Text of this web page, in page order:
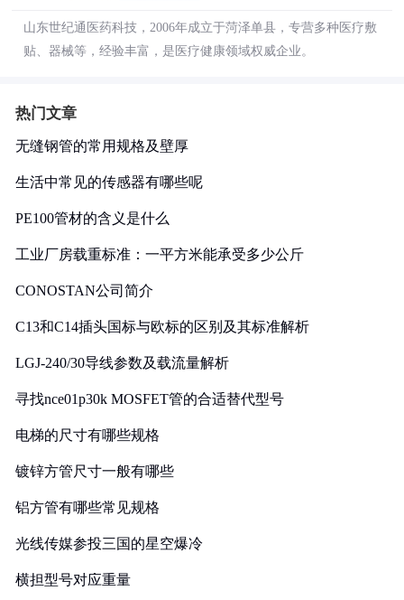
山东世纪通医药科技，2006年成立于菏泽单县，专营多种医疗敷
贴、器械等，经验丰富，是医疗健康领域权威企业。
热门文章
无缝钢管的常用规格及壁厚
生活中常见的传感器有哪些呢
PE100管材的含义是什么
工业厂房载重标准：一平方米能承受多少公斤
CONOSTAN公司简介
C13和C14插头国标与欧标的区别及其标准解析
LGJ-240/30导线参数及载流量解析
寻找nce01p30k MOSFET管的合适替代型号
电梯的尺寸有哪些规格
镀锌方管尺寸一般有哪些
铝方管有哪些常见规格
光线传媒参投三国的星空爆冷
横担型号对应重量